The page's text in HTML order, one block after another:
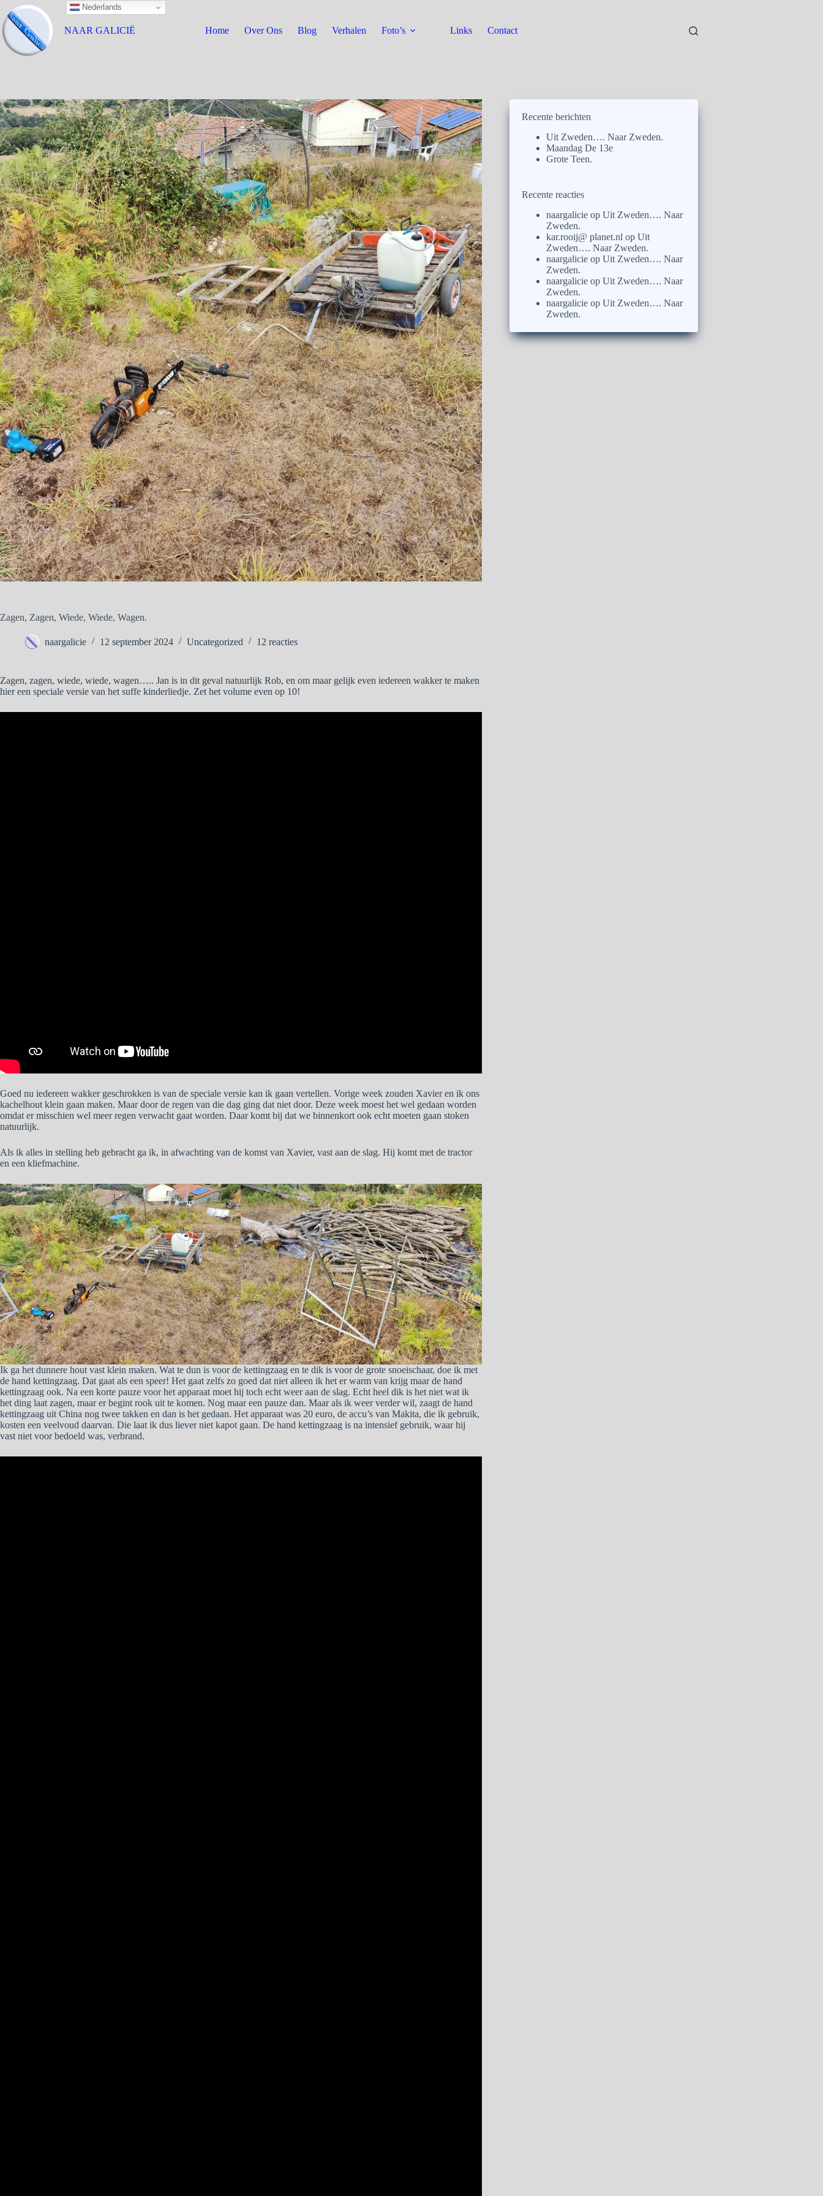
NAAR GALICIË Home Over Ons Blog Verhalen Foto’s Links Contact
Zagen, Zagen, Wiede, Wiede, Wagen.
naargalicie 12 september 2024 Uncategorized 12 reacties
Zagen, zagen, wiede, wiede, wagen….. Jan is in dit geval natuurlijk Rob, en om maar gelijk even iedereen wakker te maken
hier een speciale versie van het suffe kinderliedje. Zet het volume even op 10!
Goed nu iedereen wakker geschrokken is van de speciale versie kan ik gaan vertellen. Vorige week zouden Xavier en ik ons
kachelhout klein gaan maken. Maar door de regen van die dag ging dat niet door. Deze week moest het wel gedaan worden
omdat er misschien wel meer regen verwacht gaat worden. Daar komt bij dat we binnenkort ook echt moeten gaan stoken
natuurlijk.
Als ik alles in stelling heb gebracht ga ik, in afwachting van de komst van Xavier, vast aan de slag. Hij komt met de tractor
en een kliefmachine.
Ik ga het dunnere hout vast klein maken. Wat te dun is voor de kettingzaag en te dik is voor de grote snoeischaar, doe ik met
de hand kettingzaag. Dat gaat als een speer! Het gaat zelfs zo goed dat niet alleen ik het er warm van krijg maar de hand
kettingzaag ook. Na een korte pauze voor het apparaat moet hij toch echt weer aan de slag. Echt heel dik is het niet wat ik
het ding laat zagen, maar er begint rook uit te komen. Nog maar een pauze dan. Maar als ik weer verder wil, zaagt de hand
kettingzaag uit China nog twee takken en dan is het gedaan. Het apparaat was 20 euro, de accu’s van Makita, die ik gebruik,
kosten een veelvoud daarvan. Die laat ik dus liever niet kapot gaan. De hand kettingzaag is na intensief gebruik, waar hij
vast niet voor bedoeld was, verbrand.
Recente berichten
Uit Zweden…. Naar Zweden.
Maandag De 13e
Grote Teen.
Recente reacties
naargalicie opUit Zweden…. Naar
Zweden.
kar.rooij@ planet.nl opUit
Zweden…. Naar Zweden.
naargalicie opUit Zweden…. Naar
Zweden.
naargalicie opUit Zweden…. Naar
Zweden.
naargalicie opUit Zweden…. Naar
Zweden.
Nederlands